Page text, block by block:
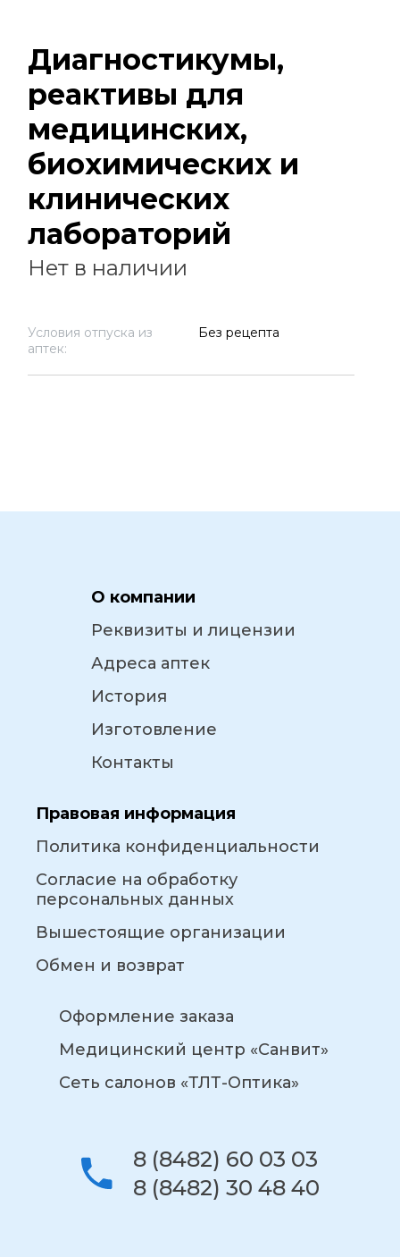
Диагностикумы,
реактивы для
медицинских,
биохимических и
клинических
лабораторий
Нет в наличии
Условия отпуска из
аптек:
Без рецепта
О компании
Реквизиты и лицензии
Адреса аптек
История
Изготовление
Контакты
Правовая информация
Политика конфиденциальности
Согласие на обработку
персональных данных
Вышестоящие организации
Обмен и возврат
Оформление заказа
Медицинский центр «Санвит»
Сеть салонов «ТЛТ-Оптика»
8 (8482) 60 03 03
8 (8482) 30 48 40